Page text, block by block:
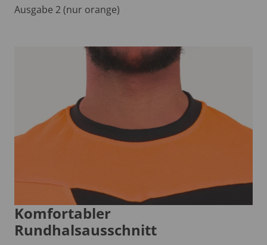
Ausgabe 2 (nur orange)
Komfortabler
Rundhalsausschnitt